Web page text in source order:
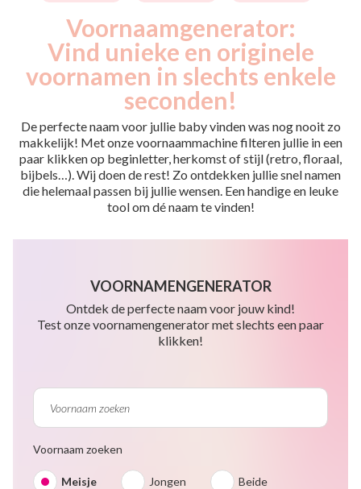
Voornaamgenerator:
Vind unieke en originele
voornamen in slechts enkele
seconden!
De perfecte naam voor jullie baby vinden was nog nooit zo
makkelijk! Met onze voornaammachine filteren jullie in een
paar klikken op beginletter, herkomst of stijl (retro, floraal,
bijbels…). Wij doen de rest! Zo ontdekken jullie snel namen
die helemaal passen bij jullie wensen. Een handige en leuke
tool om dé naam te vinden!
VOORNAMENGENERATOR
Ontdek de perfecte naam voor jouw kind!
Test onze voornamengenerator met slechts een paar
klikken!
Voornaam zoeken
Meisje Jongen Beide